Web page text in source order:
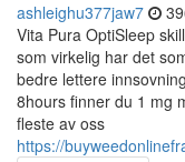
ashleighu377jaw7
Vita Pura OptiSleep
som virkelig har det
bedre lettere
8hours finner du 1 mg
fleste av oss
https://